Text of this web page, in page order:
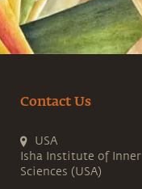
Contact Us
USA
Isha Institute of Inner
Sciences (USA)